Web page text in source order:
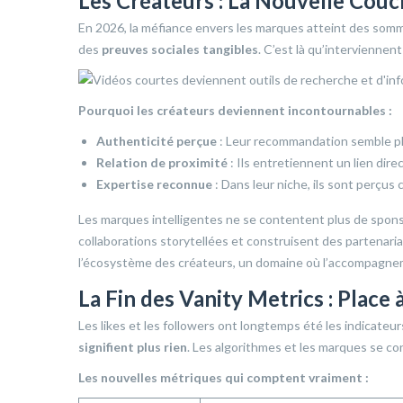
En 2026, la méfiance envers les marques atteint des
des preuves sociales tangibles. C’est là
Pourquoi les créateurs deviennent incontournables :
Authenticité perçue : Leur recommandation semble
Relation de proximité : Ils entretiennent un lien
Expertise reconnue : Dans leur niche, ils sont perçus
Les marques intelligentes ne se contentent plus de
collaborations storytellées et construisent des
l’écosystème des créateurs, un domaine où
La Fin des Vanity Metrics : Place
Les likes et les followers ont longtemps été les
signifient plus rien. Les algorithmes et les marques se
Les nouvelles métriques qui comptent vraiment :